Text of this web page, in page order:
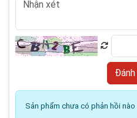
Sản phẩm chưa có phản hồi nào